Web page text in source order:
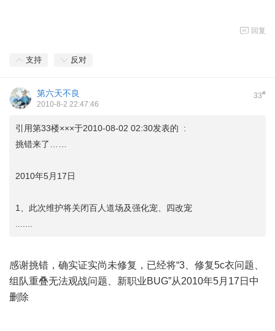
回复
支持 反对
33#
第六天不良
2010-8-2 22:47:46
引用第33楼×××于2010-08-02 02:30发表的 :
挑错来了……
2010年5月17日
1、此次维护将关闭百人道场及强化宠、四改宠
感谢挑错，确实证实尚未修复，已经将“3、修复5c衣问题、
组队重叠无法观战问题、新职业BUG”从2010年5月17日中
删除